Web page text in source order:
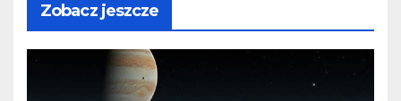
Zobacz jeszcze